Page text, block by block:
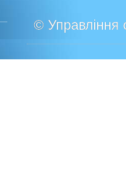
© Управління